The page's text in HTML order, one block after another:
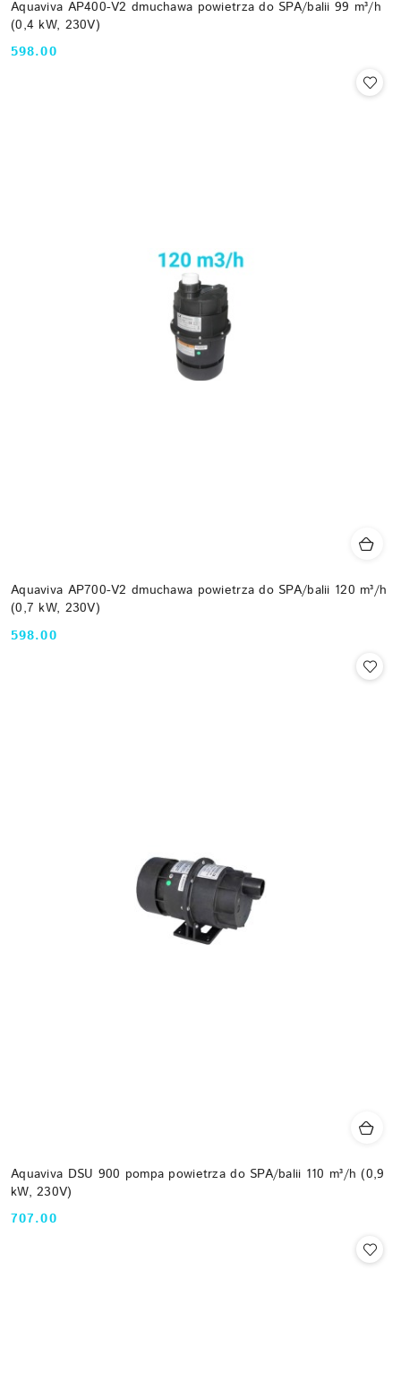
Aquaviva AP400-V2 dmuchawa powietrza do SPA/balii 99 m³/h
(0,4 kW, 230V)
Cena:
598.00
Aquaviva AP700-V2 dmuchawa powietrza do SPA/balii 120 m³/h
(0,7 kW, 230V)
Cena:
598.00
Aquaviva DSU 900 pompa powietrza do SPA/balii 110 m³/h (0,9
kW, 230V)
Cena:
707.00